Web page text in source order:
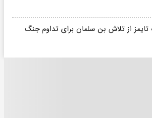
تایمز از تلاش بن سلمان برای تداوم جنگ